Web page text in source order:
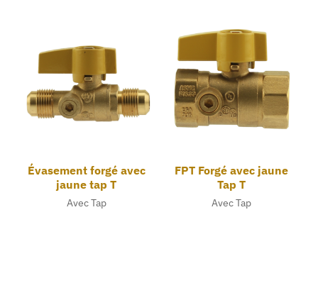
Évasement forgé avec
jaune tap T
Avec Tap
FPT Forgé avec jaune
Tap T
Avec Tap